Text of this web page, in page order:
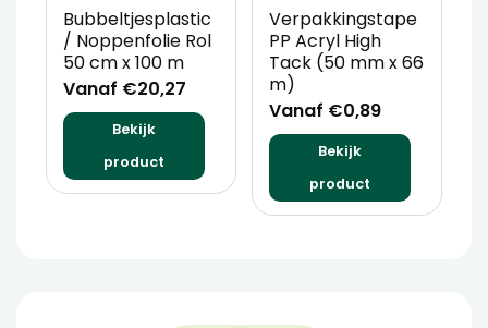
Bubbeltjesplastic
/ Noppenfolie Rol
50 cm x 100 m
Vanaf €20,27
Bekijk
product
Verpakkingstape
PP Acryl High
Tack (50 mm x 66
m)
Vanaf €0,89
Bekijk
product